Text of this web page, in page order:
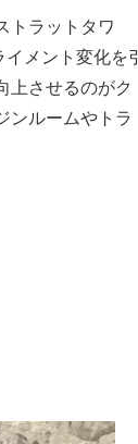
トラットタワ
メント変化を引
上させるのがク
ンルームやトラ